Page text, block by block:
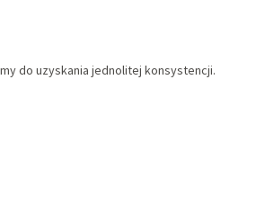
do uzyskania jednolitej konsystencji.